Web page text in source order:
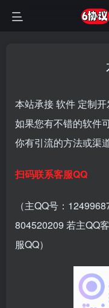
本站承接软件 定制
如果您有不错的软件
你有引流的方法或渠
扫码联系客服QQ
（主QQ号：
804520209 若主QQ
服QQ）